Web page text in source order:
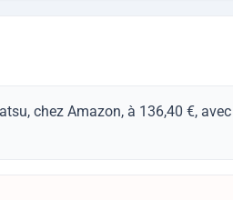
chez Amazon, à 136,40 €,